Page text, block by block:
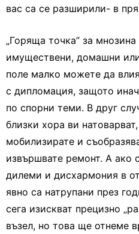
вас са се разширили- в
„Горяща точка” за
имуществени, домашни
поле малко можете да
с дипломация, защото
по спорни теми. В друг
близки хора ви
мобилизирате и
извършвате ремонт. А ако
дилеми и дисхармония в
явно са натрупани през
сега изискват прецизно
възел, но това ще отнеме